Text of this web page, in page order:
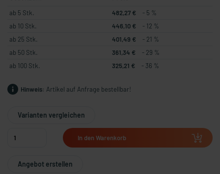
ab 5 Stk. 482,27 €
- 5 %
ab 10 Stk.
446,10 €
- 12 %
ab 25 Stk.
401,49 €
- 21 %
ab 50 Stk.
361,34 €
- 29 %
ab 100 Stk.
325,21 € - 36 %
Hinweis: Artikel auf Anfrage bestellbar!
Varianten vergleichen
In den Warenkorb
Angebot erstellen